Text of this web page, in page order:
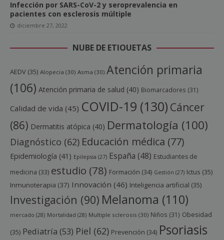
Infección por SARS-CoV-2 y seroprevalencia en
pacientes con esclerosis múltiple
diciembre 27, 2022
NUBE DE ETIQUETAS
AEDV (35) Alopecia (30) Asma (30) Atención primaria
(106) Atención primaria de salud (40) Biomarcadores (31)
Calidad de vida (45) COVID-19 (130) Cáncer
(86) Dermatitis atópica (40) Dermatología (100)
Diagnóstico (62) Educación médica (77)
Epidemiología (41) Epilepsia (27) España (48) Estudiantes de
medicina (33) estudio (78) Formación (34) Gestión (27) Ictus (35)
Inmunoterapia (37) Innovación (46) Inteligencia artificial (35)
Investigación (90) Melanoma (110)
mercado (28) Mortalidad (28) Multiple sclerosis (30) Niños (31) Obesidad
(35) Pediatría (53) Piel (62) Prevención (34) Psoriasis